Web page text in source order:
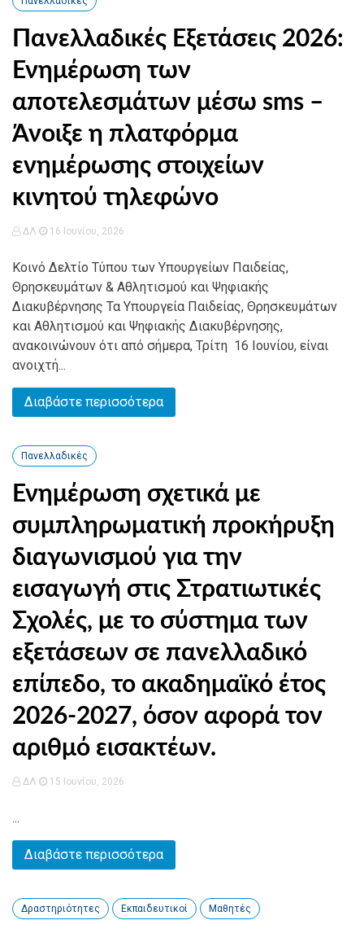
Πανελλαδικές Εξετάσεις 2026:
Ενημέρωση των
αποτελεσμάτων μέσω sms –
Άνοιξε η πλατφόρμα
ενημέρωσης στοιχείων
κινητού τηλεφώνο
ΔΛ 16 Ιουνίου, 2026
Κοινό Δελτίο Τύπου των Υπουργείων Παιδείας,
Θρησκευμάτων & Αθλητισμού και Ψηφιακής
Διακυβέρνησης Τα Υπουργεία Παιδείας, Θρησκευμάτων
και Αθλητισμού και Ψηφιακής Διακυβέρνησης,
ανακοινώνουν ότι από σήμερα, Τρίτη 16 Ιουνίου, είναι
ανοιχτή...
Διαβάστε περισσότερα
Πανελλαδικές
Ενημέρωση σχετικά με
συμπληρωματική προκήρυξη
διαγωνισμού για την
εισαγωγή στις Στρατιωτικές
Σχολές, με το σύστημα των
εξετάσεων σε πανελλαδικό
επίπεδο, το ακαδημαϊκό έτος
2026-2027, όσον αφορά τον
αριθμό εισακτέων.
ΔΛ 15 Ιουνίου, 2026
...
Διαβάστε περισσότερα
Δραστηριότητες Εκπαιδευτικοί Μαθητές